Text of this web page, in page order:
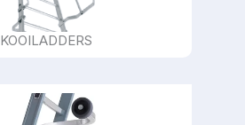
KOOILADDERS